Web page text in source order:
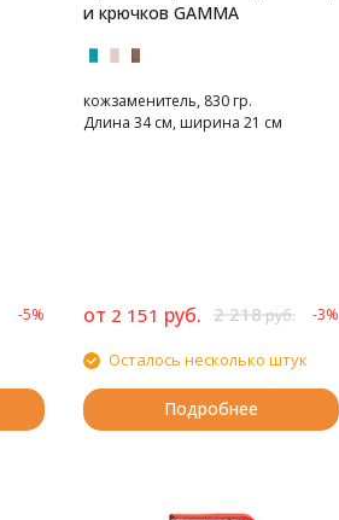
-5%
и крючков GAMMA
кожзаменитель, 830 гр.
Длина 34 см, ширина 21 см
от 2 151 руб. 2 218руб. -3%
Осталось несколько штук
Подробнее